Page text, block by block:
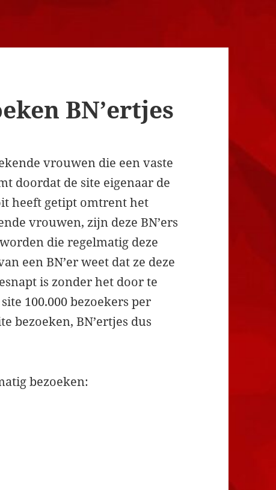
BN’ertjes
vrouwen die een vaste
doordat de site eigenaar de
heeft getipt omtrent het
vrouwen, zijn deze BN’ers
die regelmatig deze
een BN’er weet dat ze deze
is zonder het door te
100.000 bezoekers per
bezoeken, BN’ertjes dus
bezoeken: